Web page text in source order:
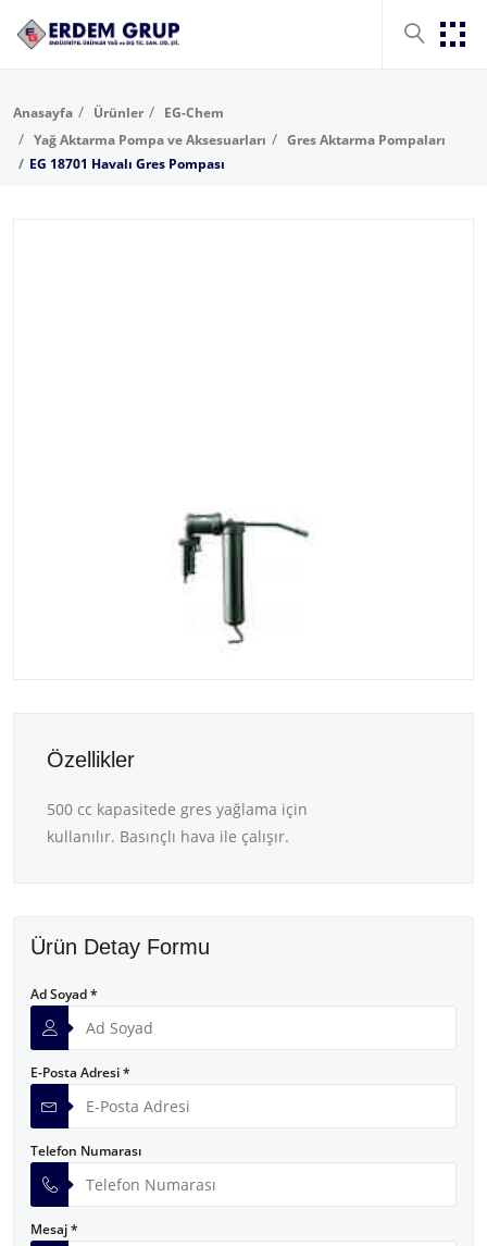
Anasayfa Ürünler
EG-Chem
Yağ Aktarma Pompa ve Aksesuarları
Gres Aktarma Pompaları
EG 18701 Havalı Gres Pompası
Özellikler
500 cc kapasitede gres yağlama için
kullanılır. Basınçlı hava ile çalışır.
Ürün Detay Formu
Ad Soyad *
E-Posta Adresi *
Telefon Numarası
Mesaj *